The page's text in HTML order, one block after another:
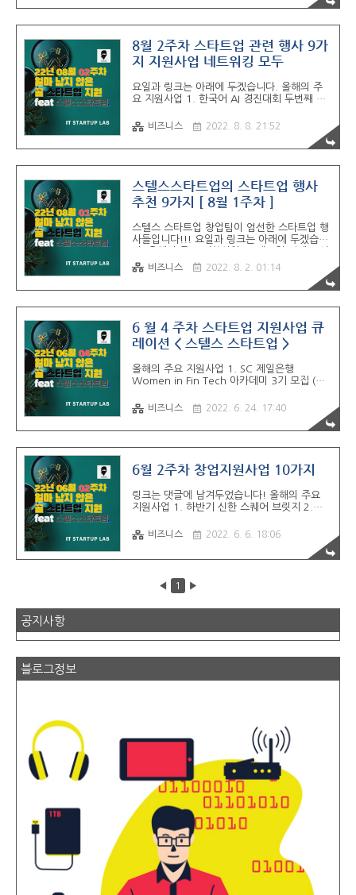
인원을 받아보려고 합니다. 저희도 처음로 사전
려고 합니다. 사전 예약 신청 👉
https://forms.gle/mR9GVRdmpX7H2cGCA
9월 16일 금요일 홍대 네트워킹 파티 사전 예약
과 엔지니어, 개발자, 디자이너, PM들의 모임 사
이드프로젝트에서 같이 연합하여 만든 it모임 연
8월 2주차 스타트업 관련 행사 9가
지 지원사업 네트워킹 모두
요일과 링크는 아래에 두겠습니다. 올해의 주
요 지원사업 1. 한국어 AI 경진대회 두번째 연
시죠? 08월 9일 화요일까지 2. 초기창업패키
지 씨엔씨테크 IR Day 3. 디지털콘텐츠 성장지
원센터 입주 2차 4. 대전, 관광 스타기업 공모
트너스 x 창업사관학교 스타트업 네트워킹 행
사 08월 11일 당일 7. 신한 스퀘어브릿지 스
타트업 네트워킹 파티 ( 참여일은 25일) -
울창업허브 성수 입주 08월 12일 금요일까지
9. 세상에 임패트를 더하자 대학(원)생 창업캠
08월 1..
비즈니스 2022. 8. 8. 21:52
스텔스스타트업의 스타트업 행사
추천 9가지 [ 8월 1주차 ]
스텔스 스타트업 창업팀이 엄선한 스타트업 행
사들입니다!!! 요일과 링크는 아래에 두겠습니
이디어 공모전 08월 3일 수요일까지 2.
TryEvrything 코리아 챌린지 3. 컴업 스타즈
연장 08월 5일 금요일까지 4. 하나 금융 그룹
모집 6. 과학벨트 엑셀러테이팅 프로그램 지원
사업 7. 펫 스타트업 액셀러레팅 프로그램
Peticom 08월 7일 일요일까지 8. 성남 오픈
9. 한국어 AI 경진대회 연장 08월 08일까지
총 합 3.0 만 명 규모의 IT모임이 제휴하여 컨
비즈니스 2022. 8. 2. 01:14
6 월 4 주차 스타트업 지원사업 큐
레이션 < 스텔스 스타트업 >
올해의 주요 지원사업 1. SC 제일은행
Women in Fin Tech 아카데미 3기 모집 (여
어브릿지 대전 by 500 Global Ignition
Program 06월 27일까지 3. 경기 스타트업랩
(판교) 하반기 신규 입주기업 4. 신용보증기금
모집 6. 제주관광공사 관광스타트업 바우처 지
원 프로그램 06월 28일까지 7. 경상북도 일자
제조 분야 (제조업 제외 대부분 분야 ) 8. SK
Telecom True Innovation Accelerator 2
포인트파트너..
비즈니스 2022. 6. 24. 17:40
6월 2주차 창업지원사업 10가지
링크는 댓글에 남겨두었습니다! 올해의 주요
지원사업 1. 하반기 신한 스퀘어 브릿지 2.
x 서울창업허브, Family Lifestyle 사업화 지원
금 1,000만 원 06월 07일까지 4. 이노션 x 서
울창조경제셕신센터 모집분야 : 데이터, 콘텐
명 AGE Tech Wave 6.롯데 벤처스 L-Camp
미래식 7. 넥스트 로컬 4기 06월 10일까지 8.
스텔스 스타트업 창업지원사업 총 합 3.0 만
비즈니스 2022. 6. 6. 18:06
◀ 1 ▶
공지사항
블로그정보